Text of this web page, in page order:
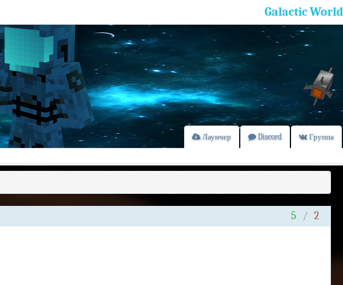
Лаунчер Discord Группа
Galactic World
5 / 2